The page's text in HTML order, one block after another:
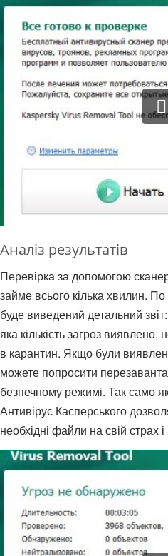
Аналіз результатів
Перевірка за допомогою
займе всього кілька хвилин.
буде виведений детальний
яка кількість загроз
в карантин. Якщо були
можете попросити
безпечному режимі. Так само як
Антивірус Касперського
необхідні файли на свій страх і